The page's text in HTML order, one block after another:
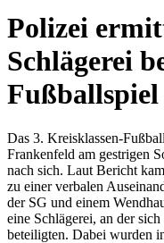
Polizei
Schlägerei
Fußballspiel
Das 3. Kreisklassen-
Frankenfeld am gestrigen
nach sich. Laut Bericht
zu einer verbalen
der SG und einem
eine Schlägerei, an der
beteiligten. Dabei wurden